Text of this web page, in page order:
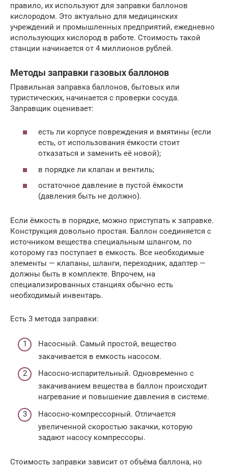
правило, их используют для заправки баллонов
кислородом. Это актуально для медицинских
учреждений и промышленных предприятий, ежедневно
использующих кислород в работе. Стоимость такой
станции начинается от 4 миллионов рублей.
Методы заправки газовых баллонов
Правильная заправка баллонов, бытовых или
туристических, начинается с проверки сосуда.
Заправщик оценивает:
есть ли корпусе повреждения и вмятины (если
есть, от использования ёмкости стоит
отказаться и заменить её новой);
в порядке ли клапан и вентиль;
остаточное давление в пустой ёмкости
(давления быть не должно).
Если ёмкость в порядке, можно приступать к заправке.
Конструкция довольно простая. Баллон соединяется с
источником вещества специальным шлангом, по
которому газ поступает в емкость. Все необходимые
элементы — клапаны, шланги, переходник, адаптер —
должны быть в комплекте. Впрочем, на
специализированных станциях обычно есть
необходимый инвентарь.
Есть 3 метода заправки:
Насосный. Самый простой, вещество
закачивается в емкость насосом.
Насосно-испарительный. Одновременно с
закачиванием вещества в баллон происходит
нагревание и повышение давления в системе.
Насосно-компрессорный. Отличается
увеличенной скоростью закачки, которую
задают насосу компрессоры.
Стоимость заправки зависит от объёма баллона, но